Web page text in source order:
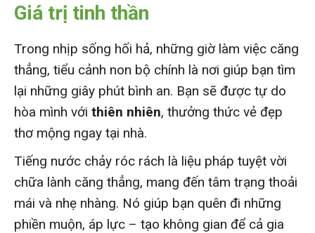
Giá trị tinh thần
Trong nhịp sống hối hả, những giờ làm việc căng
thẳng, tiểu cảnh non bộ chính là nơi giúp bạn tìm
lại những giây phút bình an. Bạn sẽ được tự do
hòa mình với thiên nhiên, thưởng thức vẻ đẹp
thơ mộng ngay tại nhà.
Tiếng nước chảy róc rách là liệu pháp tuyệt vời
chữa lành căng thẳng, mang đến tâm trạng thoải
mái và nhẹ nhàng. Nó giúp bạn quên đi những
phiền muộn, áp lực – tạo không gian để cả gia